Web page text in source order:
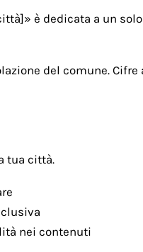
è dedicata a un
del comune.
tua città.
nei contenuti